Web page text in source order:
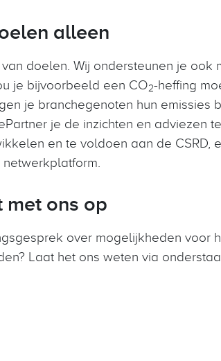
alleen
doelen. Wij ondersteunen je ook
je bijvoorbeeld een CO2-heffing
je branchegenoten hun emissies
je de inzichten en adviezen
en te voldoen aan de CSRD,
met ons op
over mogelijkheden voor
Laat het ons weten via